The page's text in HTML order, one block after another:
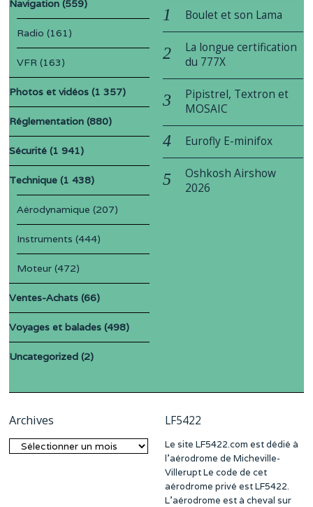
Navigation (559)
Radio (161)
VFR (163)
Photos et vidéos (1 357)
Réglementation (880)
Sécurité (1 941)
Technique (1 438)
Aérodynamique (207)
Instruments (444)
Moteur (472)
Ventes-Achats (66)
Voyages et balades (498)
Uncategorized (2)
Boulet et son Lama
La longue certification
du 777X
Pipistrel, Textron et
MOSAIC
Eurofly E-minifox
Oshkosh Airshow
2026
Archives
Archives
LF5422
Le site LF5422.com est dédié à
l’aérodrome de Micheville-
Villerupt Le code de cet
aérodrome privé est LF5422.
L’aérodrome est à cheval sur